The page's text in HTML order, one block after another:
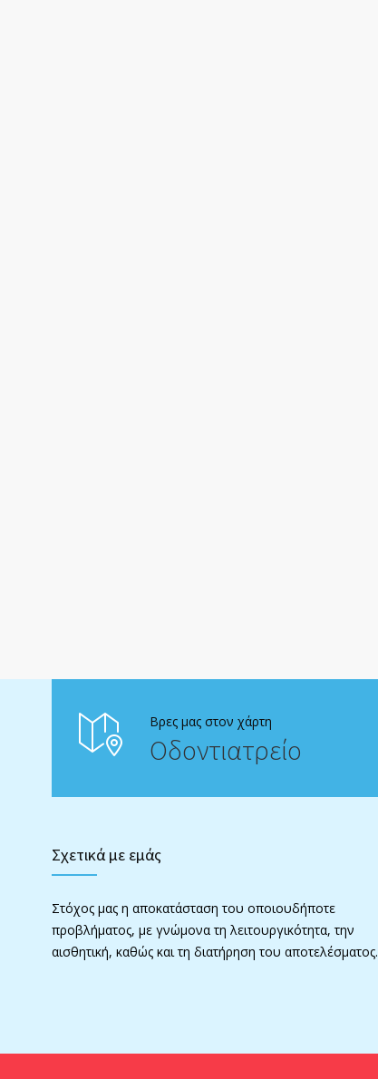
Βρες μας στον χάρτη
Οδοντιατρείο
Σχετικά με εμάς
Στόχος μας η αποκατάσταση του οποιουδήποτε
προβλήματος, με γνώμονα τη λειτουργικότητα, την
αισθητική, καθώς και τη διατήρηση του αποτελέσματος.